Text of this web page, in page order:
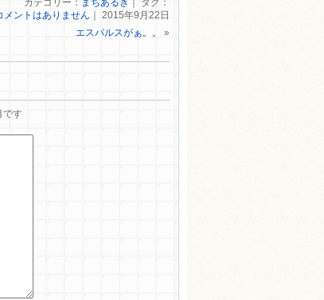
メントはありません ｜ 2015年9月22日
エスパルスがぁ。。 »
です